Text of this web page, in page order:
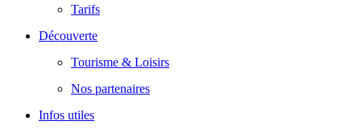
Tarifs
Découverte
Tourisme & Loisirs
Nos partenaires
Infos utiles